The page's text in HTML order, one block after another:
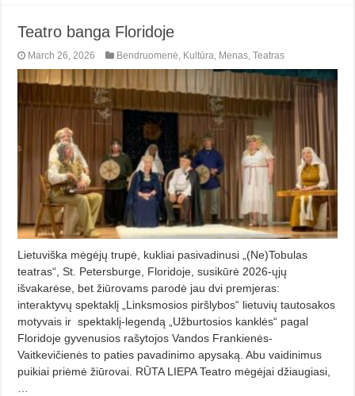
Teatro banga Floridoje
March 26, 2026 Bendruomenė Kultūra Menas ,Teatras
Lietuviška mėgėjų trupė, kukliai pasivadinusi „(Ne)Tobulas
teatras“, St. Petersburge, Floridoje, susikūrė 2026-ųjų
išvakarėse, bet žiūrovams parodė jau dvi premjeras:
interaktyvų spektaklį „Linksmosios piršlybos“ lietuvių tautosakos
motyvais ir spektaklį-legendą „Užburtosios kanklės“ pagal
Floridoje gyvenusios rašytojos Vandos Frankienės-
Vaitkevičienės to paties pavadinimo apysaką. Abu vaidinimus
puikiai priėmė žiūrovai. RŪTA LIEPA Teatro mėgėjai džiaugiasi,
…